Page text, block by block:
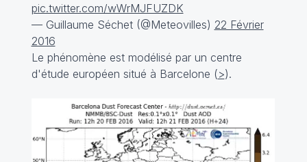
pic.twitter.com/wWrMJFUZDK
— Guillaume Séchet (@Meteovilles) 22 Février
2016
Le phénomène est modélisé par un centre
d'étude européen situé à Barcelone (>).